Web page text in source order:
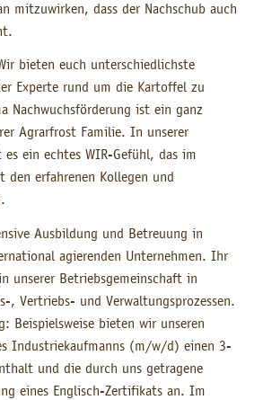
mitzuwirken, dass der Nachschub auch
bieten euch unterschiedlichste
Experte rund um die Kartoffel zu
Nachwuchsförderung ist ein ganz
Agrarfrost Familie. In unserer
ein echtes WIR-Gefühl, das im
den erfahrenen Kollegen und
Ausbildung und Betreuung in
agierenden Unternehmen. Ihr
unserer Betriebsgemeinschaft in
, Vertriebs- und Verwaltungsprozessen.
Beispielsweise bieten wir unseren
Industriekaufmanns (m/w/d) einen 3-
und die durch uns getragene
eines Englisch-Zertifikats an. Im